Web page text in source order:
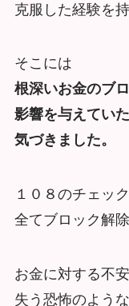
克服した経験を
そこには
根深いお金のブ
影響を与えてい
気づきました。
１０８のチェッ
全てブロック解
お金に対する不
失う恐怖のよう